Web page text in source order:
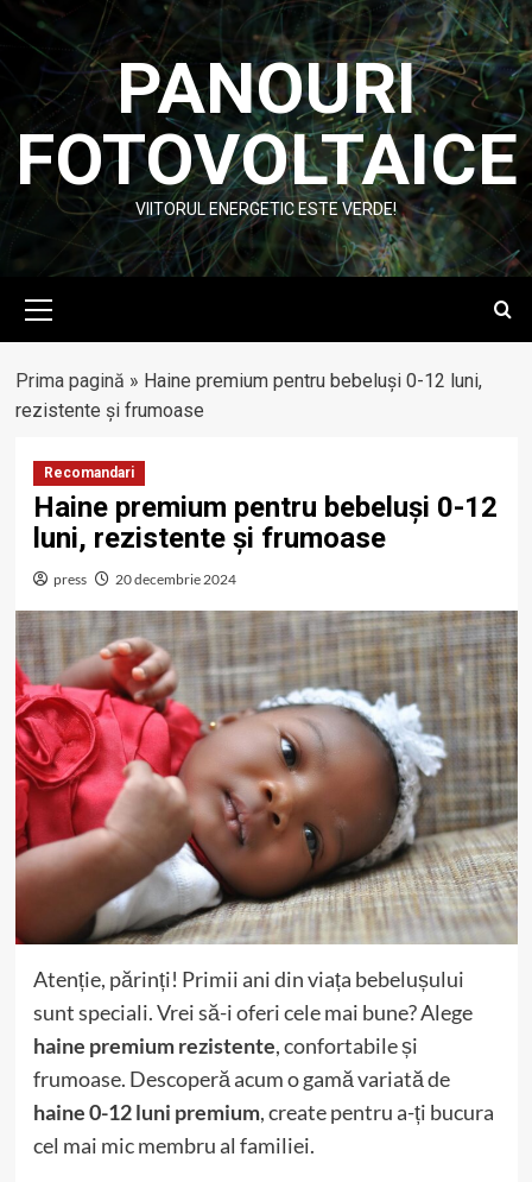
Skip
to
content
PANOURI
FOTOVOLTAICE
VIITORUL ENERGETIC ESTE VERDE!
Menu
Prima pagină » Haine premium pentru bebeluși 0-12 luni,
rezistente și frumoase
Recomandari
Haine premium pentru bebeluși 0-12
luni, rezistente și frumoase
press 20 decembrie 2024
Atenție, părinți! Primii ani din viața bebelușului
sunt speciali. Vrei să-i oferi cele mai bune? Alege
haine premium rezistente, confortabile și
frumoase. Descoperă acum o gamă variată de
haine 0-12 luni premium, create pentru a-ți bucura
cel mai mic membru al familiei.